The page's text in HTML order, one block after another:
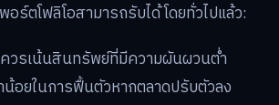
ร์ตโฟลิโอสามารถรับได้ โดยทั่วไปแล้ว:
ควรเน้นสินทรัพย์ที่มีความผันผวนต่ำ
น้อยในการฟื้นตัวหากตลาดปรับตัวลง